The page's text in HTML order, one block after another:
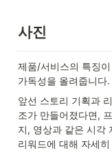
사진
제품/서비스의 특징
가독성을 올려줍니다.
앞선 스토리 기획과
조가 만들어졌다면,
지, 영상과 같은 시각
리워드에 대해 자세